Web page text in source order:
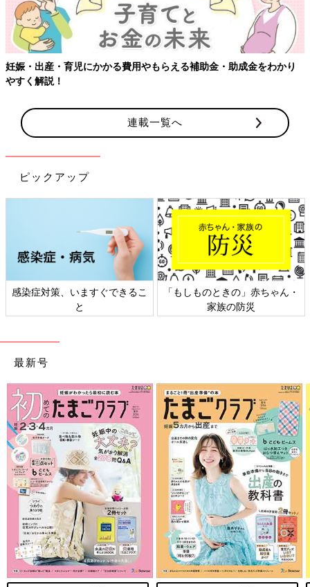
妊娠・出産・育児にかかる費用やもらえる補助金・助成金をわかり
やすく解説！
連載一覧へ
ピックアップ
感染症対策、いますぐできるこ
と
「もしものときの」赤ちゃん・
家族の防災
最新号